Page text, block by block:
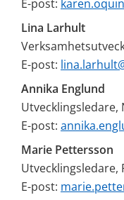
E-post:
Lina Larhult
E-post:
Annika Englund
Utvecklingsledare,
E-post:
Marie Pettersson
Utvecklingsledare,
E-post: